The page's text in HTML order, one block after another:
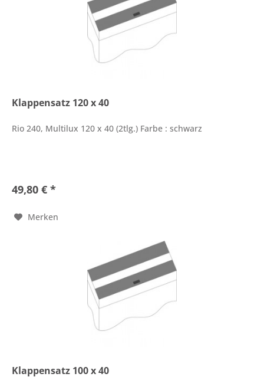
Klappensatz 120 x 40
Rio 240, Multilux 120 x 40 (2tlg.) Farbe : schwarz
49,80 € *
Merken
Klappensatz 100 x 40